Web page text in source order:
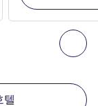
다
에 있는 다른 시
텔